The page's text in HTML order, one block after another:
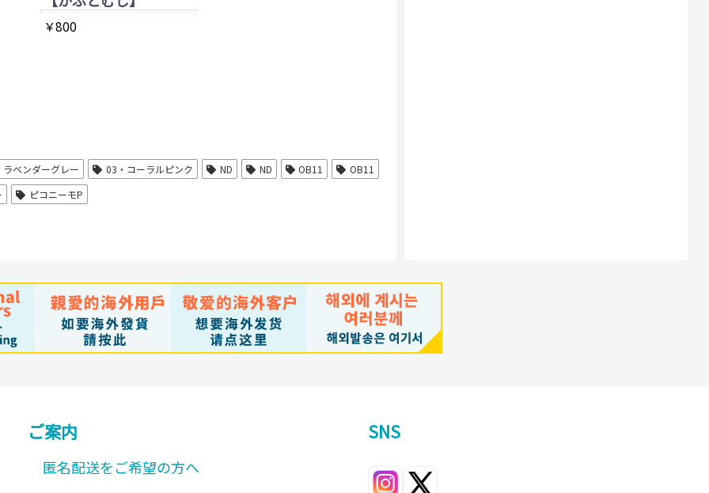
￥800
複
エ
ー
シ
ラベンダーグレー 03・コーラルピンク ND ND OB11
OB11
ピコニーモP
ご案内
匿名配送をご希望の方へ
SNS